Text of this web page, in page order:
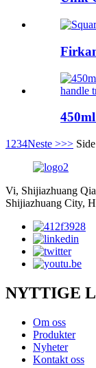
1 234Neste >>>
Vi, Shijiazhuang
Shijiazhuang City,
NYTTIGE
Om oss
Produkter
Nyheter
Kontakt oss